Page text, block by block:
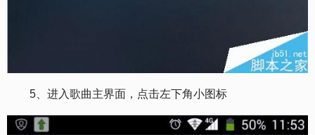
5、进入歌曲主界面，点击左下角小图标